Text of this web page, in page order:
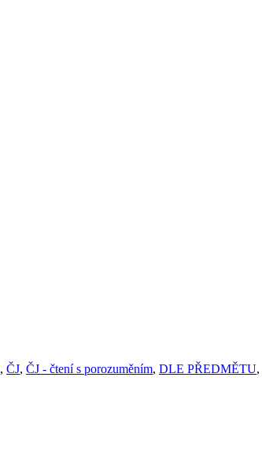
, ČJ, ČJ - čtení s porozuměním, DLE PŘEDMĚTU,